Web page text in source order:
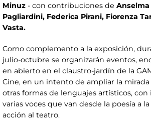
Minuz - con contribuciones de Anselma
Pagliardini, Federica Pirani, Fiorenza
Vasta.
Como complemento a la exposición,
julio-octubre se organizarán eventos,
en abierto en el claustro-jardín de la
Cine, en un intento de ampliar la
otras formas de lenguajes artísticos,
varias voces que van desde la poesía a
acción al teatro.